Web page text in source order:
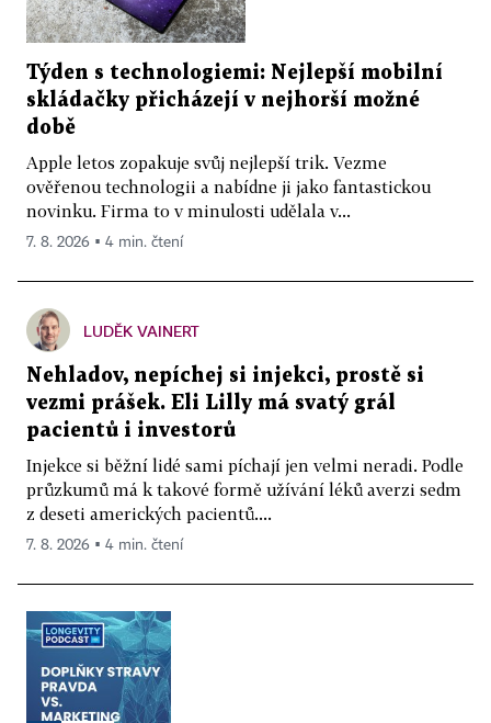
Týden s technologiemi: Nejlepší mobilní
skládačky přicházejí v nejhorší možné
době
Apple letos zopakuje svůj nejlepší trik. Vezme
ověřenou technologii a nabídne ji jako fantastickou
novinku. Firma to v minulosti udělala v...
7. 8. 2026 ▪ 4 min. čtení
LUDĚK VAINERT
Nehladov, nepíchej si injekci, prostě si
vezmi prášek. Eli Lilly má svatý grál
pacientů i investorů
Injekce si běžní lidé sami píchají jen velmi neradi. Podle
průzkumů má k takové formě užívání léků averzi sedm
z deseti amerických pacientů....
7. 8. 2026 ▪ 4 min. čtení